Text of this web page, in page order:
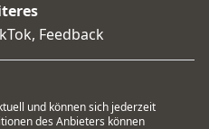
, Feedback
und können sich jederzeit
des Anbieters können